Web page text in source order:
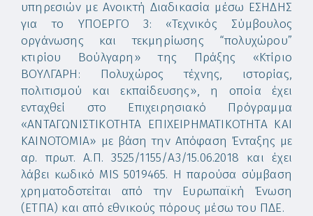
υπηρεσιών με Ανοικτή Διαδικασία μέσω ΕΣΗΔΗΣ
για το ΥΠΟΕΡΓΟ 3: «Τεχνικός Σύμβουλος
οργάνωσης και τεκμηρίωσης “πολυχώρου”
κτιρίου Βούλγαρη» της Πράξης «Κτίριο
ΒΟΥΛΓΑΡΗ: Πολυχώρος τέχνης, ιστορίας,
πολιτισμού και εκπαίδευσης», η οποία έχει
ενταχθεί στο Επιχειρησιακό Πρόγραμμα
«ΑΝΤΑΓΩΝΙΣΤΙΚΟΤΗΤΑ ΕΠΙΧΕΙΡΗΜΑΤΙΚΟΤΗΤΑ ΚΑΙ
ΚΑΙΝΟΤΟΜΙΑ» με βάση την Απόφαση Ένταξης με
αρ. πρωτ. Α.Π. 3525/1155/Α3/15.06.2018 και έχει
λάβει κωδικό MIS 5019465. Η παρούσα σύμβαση
χρηματοδοτείται από την Ευρωπαϊκή Ένωση
(ΕΤΠΑ) και από εθνικούς πόρους μέσω του ΠΔΕ.